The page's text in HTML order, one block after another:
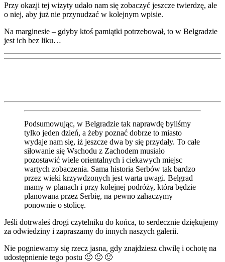
Przy okazji tej wizyty udało nam się zobaczyć jeszcze twierdzę, ale
o niej, aby już nie przynudzać w kolejnym wpisie.
Na marginesie – gdyby ktoś pamiątki potrzebował, to w Belgradzie
jest ich bez liku…
Podsumowując, w Belgradzie tak naprawdę byliśmy
tylko jeden dzień, a żeby poznać dobrze to miasto
wydaje nam się, iż jeszcze dwa by się przydały. To całe
siłowanie się Wschodu z Zachodem musiało
pozostawić wiele orientalnych i ciekawych miejsc
wartych zobaczenia. Sama historia Serbów tak bardzo
przez wieki krzywdzonych jest warta uwagi. Belgrad
mamy w planach i przy kolejnej podróży, która będzie
planowana przez Serbię, na pewno zahaczymy
ponownie o stolicę.
Jeśli dotrwałeś drogi czytelniku do końca, to serdecznie dziękujemy
za odwiedziny i zapraszamy do innych naszych galerii.
Nie pogniewamy się rzecz jasna, gdy znajdziesz chwilę i ochotę na
udostępnienie tego postu 🙂 🙂 🙂